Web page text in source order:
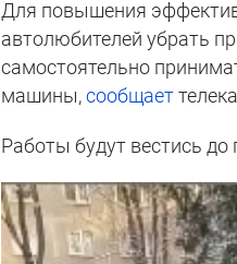
Для повышения
автолюбителей убрать
самостоятельно
машины,сообщает
Работы будут вестись до